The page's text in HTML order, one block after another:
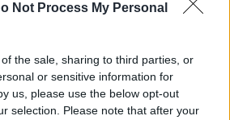
Not Process My Personal
the sale, sharing to third parties, or
or sensitive information for
us, please use the below opt-out
selection. Please note that after your